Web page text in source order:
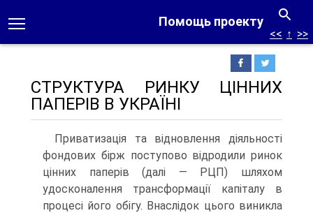
Помощь проекту
<< ↑ >>
СТРУКТУРА РИНКУ ЦІННИХ
ПАПЕРІВ В УКРАЇНІ
Приватизація та відновлення діяльності
фондових бірж поступово відроди­ли ринок
цінних паперів (далі — РЦП) шляхом
удосконалення трансформації капіталу в
процесі його обігу. Внаслідок цього виникла